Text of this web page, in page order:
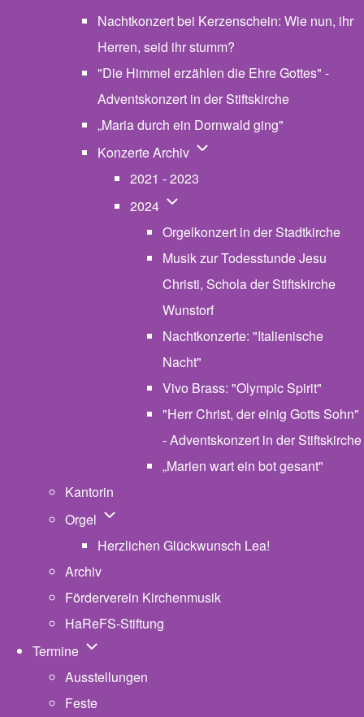
Nachtkonzert bei Kerzenschein: Wie nun, ihr
Herren, seid ihr stumm?
"Die Himmel erzählen die Ehre Gottes" -
Adventskonzert in der Stiftskirche
„Maria durch ein Dornwald ging"
Konzerte Archiv Unternavigation von
2021 - 2023
2024 Unternavigation von 2024
Orgelkonzert in der Stadtkirche
Musik zur Todesstunde Jesu
Christi, Schola der Stiftskirche
Wunstorf
Nachtkonzerte: "Italienische
Nacht"
Vivo Brass: "Olympic Spirit"
"Herr Christ, der einig Gotts Sohn"
- Adventskonzert in der Stiftskirche
„Marien wart ein bot gesant"
Kantorin
Orgel Unternavigation von Orgel
Herzlichen Glückwunsch Lea!
Archiv
Förderverein Kirchenmusik
HaReFS-Stiftung
Termine Unternavigation von Termine
Ausstellungen
Feste